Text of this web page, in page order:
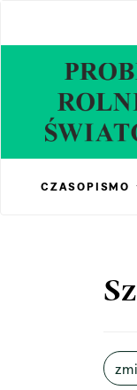
Content
Sidebar
CZASOPISMO
w